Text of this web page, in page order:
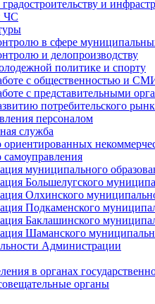
и
ЧС
в сфере
и делопроизводству
политике и спорту
с общественностью и
с представительными
потребительского
персоналом
служба
ориентированных
муниципального
Большелугского
Олхинского
Подкаменского
Баклашинского
Шаманского
Администрации
в органах
органы